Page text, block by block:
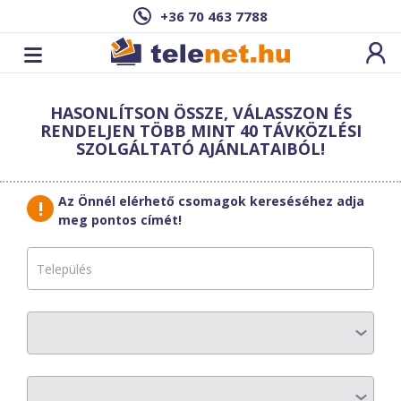
+36 70 463 7788
Ez a csomag sajnos nem elérhető az Ön
címén.Megnézem másik címen!
vissza a szolgáltatásokhoz
WaveCom
AZ ELŐFIZETÉS RÉSZLETEI
HASONLÍTSON ÖSSZE, VÁLASSZON ÉS
RENDELJEN TÖBB MINT 40 TÁVKÖZLÉSI
SZOLGÁLTATÓ AJÁNLATAIBÓL!
Az Önnél elérhető csomagok kereséséhez adja
meg pontos címét!